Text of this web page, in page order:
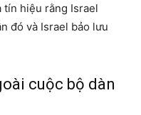
tín hiệu rằng Israel
đó và Israel bảo lưu
cuộc bộ dàn